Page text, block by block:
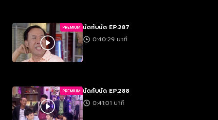
PREMIUM นัดกับนัด EP.287
0:40:29 นาที
PREMIUM นัดกับนัด EP.288
0:41:01 นาที